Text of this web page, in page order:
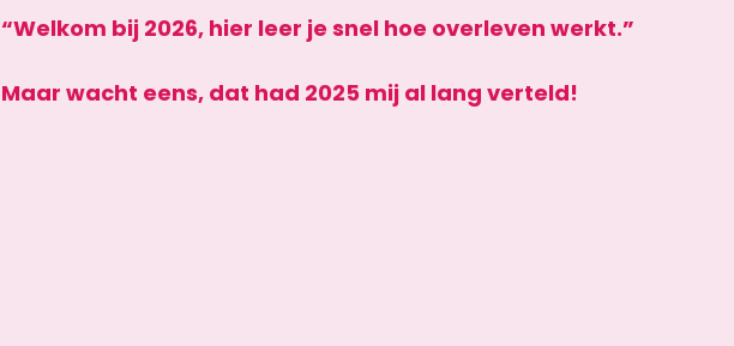
“Welkom bij 2026, hier leer je snel hoe overleven werkt.”
Maar wacht eens, dat had 2025 mij al lang verteld!